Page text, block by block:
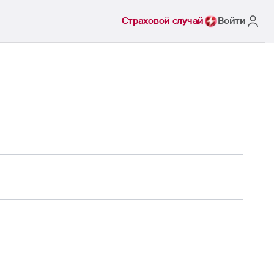
Страховой случай Войти